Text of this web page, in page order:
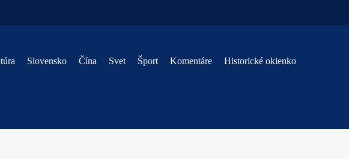
Slovensko Čína Svet Šport Komentáre Historické okienko